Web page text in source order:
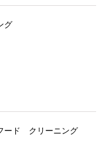
グ
ード クリーニング